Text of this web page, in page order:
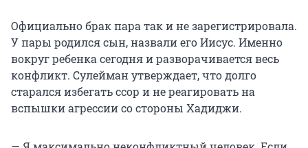
Официально брак пара так и не зарегистрировала.
У пары родился сын, назвали его Иисус. Именно
вокруг ребенка сегодня и разворачивается весь
конфликт. Сулейман утверждает, что долго
старался избегать ссор и не реагировать на
вспышки агрессии со стороны Хадиджи.